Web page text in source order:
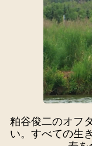
粕谷俊二のオフ
い。すべての生